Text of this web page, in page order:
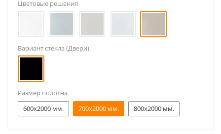
Цветовые решения
Вариант стекла (Двери)
Размер полотна
600x2000 мм.
700x2000 мм. 800x2000 мм.